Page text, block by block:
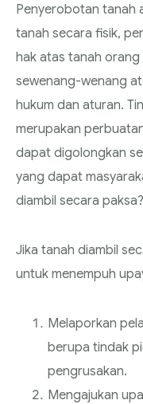
Penyerobotan tanah
tanah secara fisik,
hak atas tanah orang
sewenang-wenang
hukum dan aturan.
merupakan
dapat digolongkan
yang dapat
diambil secara paksa?
Jika tanah diambil
untuk menempuh
Melaporkan
berupa tindak
pengrusakan.
Mengajukan